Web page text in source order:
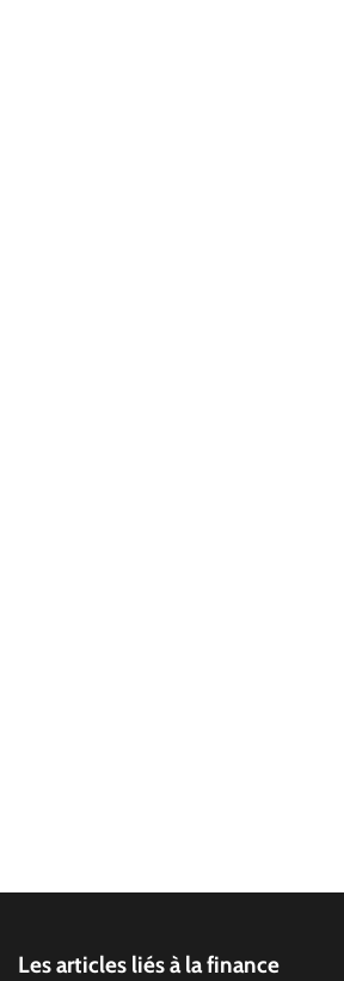
Les articles liés à la finance